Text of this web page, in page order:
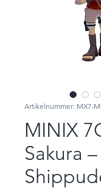
Artikelnummer: MX7-
MINIX
Sakura